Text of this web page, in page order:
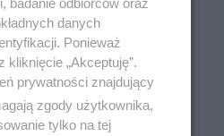
danych
Ponieważ
„Akceptuję”.
prywatności znajdujący
zgody użytkownika,
tylko na tej